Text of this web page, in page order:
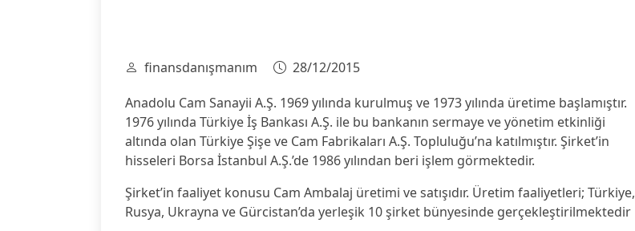
finansdanışmanım
28/12/2015
Anadolu Cam Sanayii A.Ş. 1969 yılında kurulmuş ve 1973 yılında üretime başlamıştır.
1976 yılında Türkiye İş Bankası A.Ş. ile bu bankanın sermaye ve yönetim etkinliği
altında olan Türkiye Şişe ve Cam Fabrikaları A.Ş. Topluluğu’na katılmıştır. Şirket’in
hisseleri Borsa İstanbul A.Ş.’de 1986 yılından beri işlem görmektedir.
Şirket’in faaliyet konusu Cam Ambalaj üretimi ve satışıdır. Üretim faaliyetleri; Türkiye,
Rusya, Ukrayna ve Gürcistan’da yerleşik 10 şirket bünyesinde gerçekleştirilmektedir